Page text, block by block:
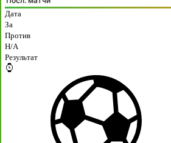
Дата
За
Против
H/A
Результат